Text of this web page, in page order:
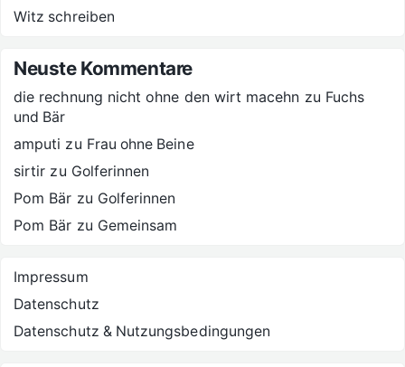
Witz schreiben
Neuste Kommentare
die rechnung nicht ohne den wirt macehn zu Fuchs
und Bär
amputi zu Frau ohne Beine
sirtir zu Golferinnen
Pom Bär zu Golferinnen
Pom Bär zu Gemeinsam
Impressum
Datenschutz
Datenschutz & Nutzungsbedingungen